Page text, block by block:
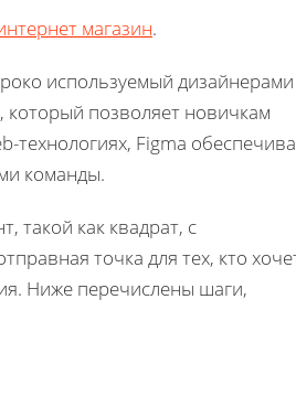
магазин.
используемый
позволяет новичкам
Figma
команды.
такой как квадрат, с
точка для тех, кто
Ниже перечислены шаги,